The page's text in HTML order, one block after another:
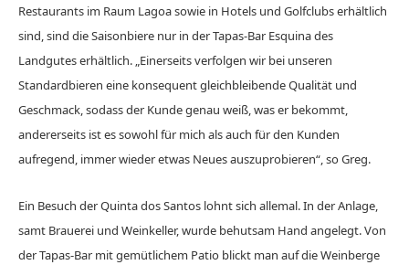
Restaurants im Raum Lagoa sowie in Hotels und Golfclubs erhältlich
sind, sind die Saisonbiere nur in der Tapas-Bar Esquina des
Landgutes erhältlich. „Einerseits verfolgen wir bei unseren
Standardbieren eine konsequent gleichbleibende Qualität und
Geschmack, sodass der Kunde genau weiß, was er bekommt,
andererseits ist es sowohl für mich als auch für den Kunden
aufregend, immer wieder etwas Neues auszuprobieren“, so Greg.
Ein Besuch der Quinta dos Santos lohnt sich allemal. In der Anlage,
samt Brauerei und Weinkeller, wurde behutsam Hand angelegt. Von
der Tapas-Bar mit gemütlichem Patio blickt man auf die Weinberge